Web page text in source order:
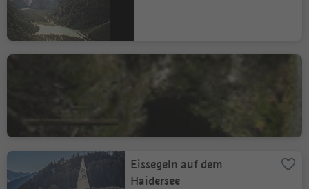
Gaider Schlucht
Andrian, Südtiroler Weinstraße
Eissegeln auf dem
Haidersee